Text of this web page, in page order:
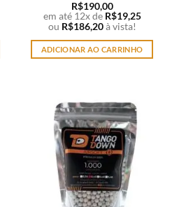
R$190,00
em até 12x de R$19,25
ou R$186,20 à vista!
ADICIONAR AO CARRINHO